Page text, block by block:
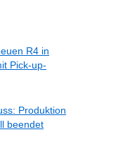
R4 in
Pick-up-
Produktion
beendet